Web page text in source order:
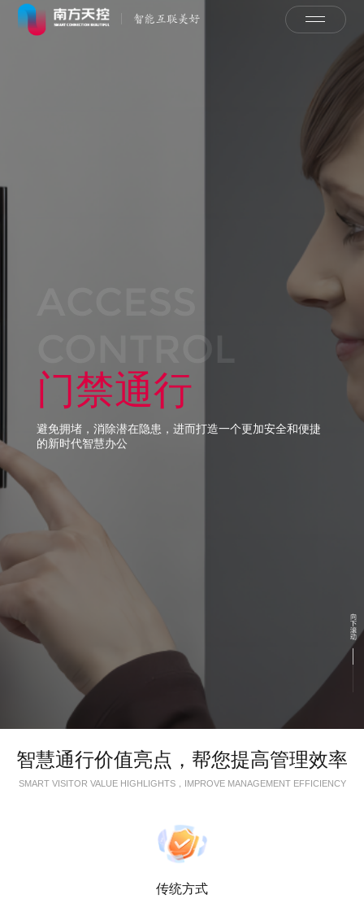
门禁通行
避免拥堵，消除潜在隐患，进而打造一个更加安全和便捷
的新时代智慧办公
智慧通行价值亮点，帮您提高管理效率
SMART VISITOR VALUE HIGHLIGHTS，IMPROVE MANAGEMENT EFFICIENCY
传统方式